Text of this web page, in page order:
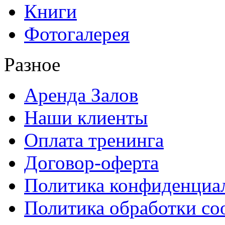
Книги
Фотогалерея
Разное
Аренда Залов
Наши клиенты
Оплата тренинга
Договор-оферта
Политика
Политика обработки